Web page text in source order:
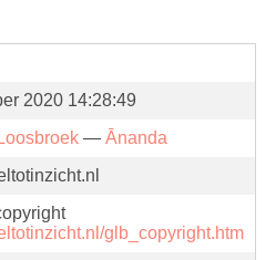
2020 14:28:49
— Ānanda
glb_copyright.htm